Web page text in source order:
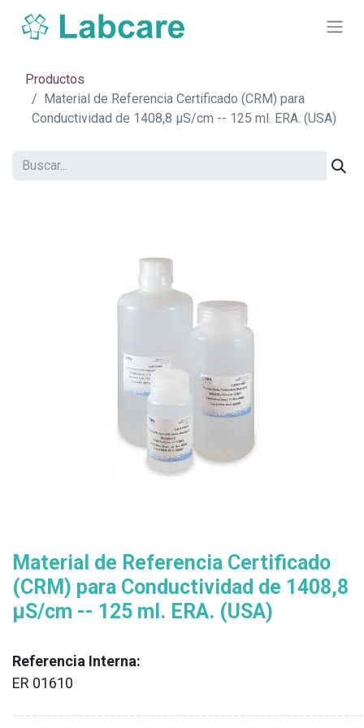
Productos
Material de Referencia Certificado (CRM) para
Conductividad de 1408,8 µS/cm -- 125 ml. ERA. (USA)
Material de Referencia Certificado
(CRM) para Conductividad de 1408,8
µS/cm -- 125 ml. ERA. (USA)
Referencia Interna:
ER 01610